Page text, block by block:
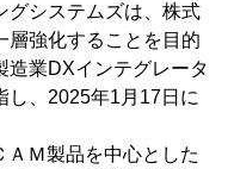
グシステムズは、株式
層強化することを目的
造業DXインテグレータ
し、2025年1月17日に
Ｍ製品を中心とした